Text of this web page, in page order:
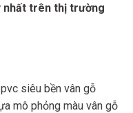
nhất trên thị trường
siêu bền vân gỗ
mô phỏng màu vân gỗ